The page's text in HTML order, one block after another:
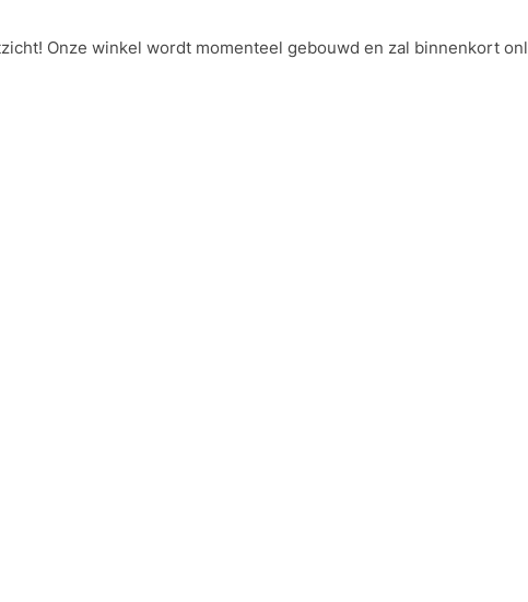
Onze winkel wordt momenteel gebouwd en zal binnenkort